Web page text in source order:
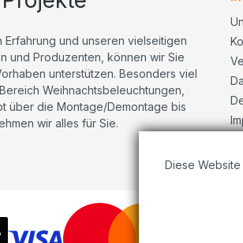
Erfahrung und unseren vielseitigen
und Produzenten, können wir Sie
unterstützen. Besonders viel
Weihnachtsbeleuchtungen,
über die Montage/Demontage bis
wir alles für Sie.
Diese